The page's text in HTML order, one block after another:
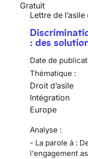
Gratuit
Lettre de
: des
Date de
Thématique :
Droit d’asile
Intégration
Europe
Analyse :
- La parole à :
l'engagement